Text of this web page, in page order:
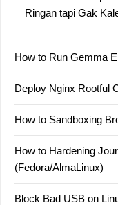
Ringan tapi Gak
How to Run Gemma
Deploy Nginx Rootful
How to Sandboxing
How to Hardening
(Fedora/AlmaLinux)
Block Bad USB on